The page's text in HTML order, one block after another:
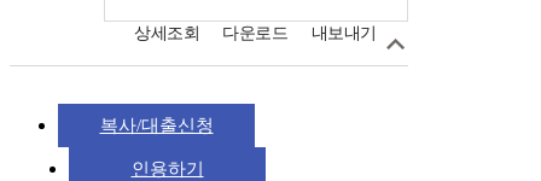
상세조회 다운로드 내보내기
복사/대출신청
인용하기